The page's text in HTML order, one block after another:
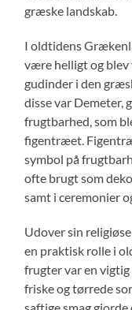
græske landskab.
I oldtidens
være helligt og blev
gudinder i den
disse var Demeter,
frugtbarhed, som
figentræet.
symbol på
ofte brugt som
samt i ceremonier
Udover sin
en praktisk rolle i
frugter var en
friske og tørrede
saftige smag